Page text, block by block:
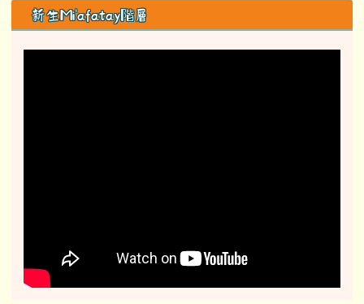
新生Mi'afatay階層